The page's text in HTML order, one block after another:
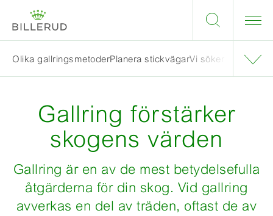
Olika gallringsmetoderPlanera stickvägarVi söker
Gallring förstärker
skogens värden
Gallring är en av de mest betydelsefulla
åtgärderna för din skog. Vid gallring
avverkas en del av träden, oftast de av